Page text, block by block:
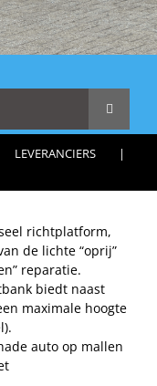
LEVERANCIERS
richtplatform,
de lichte “oprij”
reparatie.
biedt naast
maximale hoogte
auto op mallen